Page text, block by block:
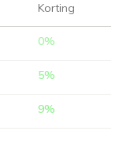
Korting
0%
5%
9%